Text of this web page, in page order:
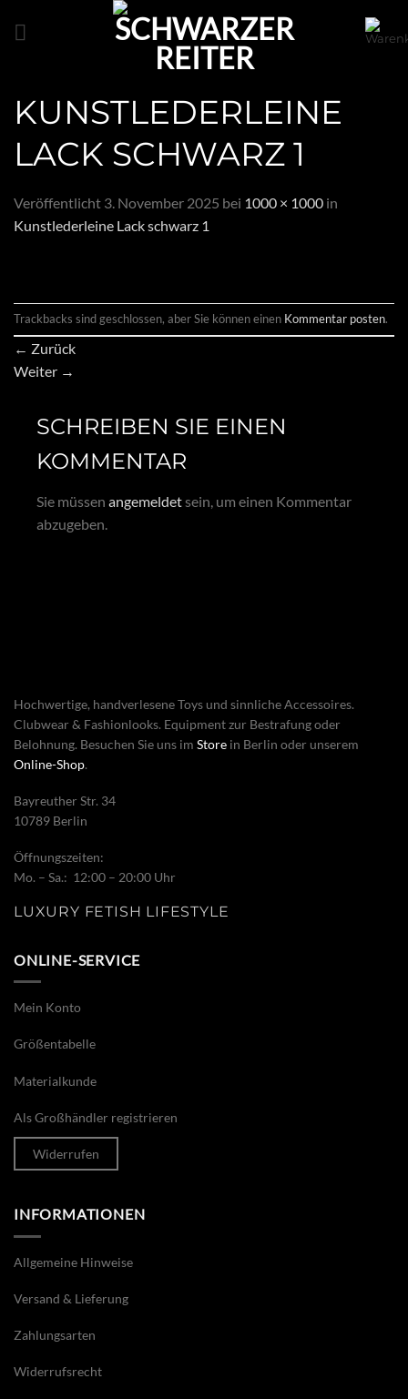
KUNSTLEDERLEINE
LACK SCHWARZ 1
Veröffentlicht 3. November 2025 bei 1000 × 1000 in
Kunstlederleine Lack schwarz 1
Trackbacks sind geschlossen, aber Sie können einen Kommentar posten.
← Zurück
Weiter →
SCHREIBEN SIE EINEN
KOMMENTAR
Sie müssen angemeldetsein, um einen Kommentar
abzugeben.
Hochwertige, handverlesene Toys und sinnliche Accessoires.
Clubwear & Fashionlooks. Equipment zur Bestrafung oder
Belohnung. Besuchen Sie uns im Store in Berlin oder unserem
Online-Shop.
Bayreuther Str. 34
10789 Berlin
Öffnungszeiten:
Mo. – Sa.: 12:00 – 20:00 Uhr
LUXURY FETISH LIFESTYLE
ONLINE-SERVICE
Mein Konto
Größentabelle
Materialkunde
Als Großhändler registrieren
Widerrufen
INFORMATIONEN
Allgemeine Hinweise
Versand & Lieferung
Zahlungsarten
Widerrufsrecht